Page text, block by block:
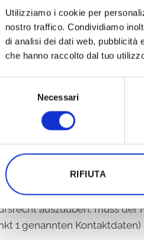
Utilizziamo i cookie per
nostro traffico. Condividiamo
di analisi dei dati web, pubblicità
che hanno raccolto dal tuo
Necessari
RIFIUTA
PayPal
oder dich zuvor
weitere
werden nicht
weiteren Ansprüche oder
Verbraucher, steht ihm
Vertrag zurückzutreten.
auszuüben, muss der
1 genannten